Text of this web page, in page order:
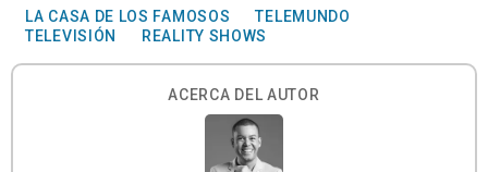
LA CASA DE LOS FAMOSOS
TELEMUNDO
TELEVISIÓN
REALITY SHOWS
ACERCA DEL AUTOR